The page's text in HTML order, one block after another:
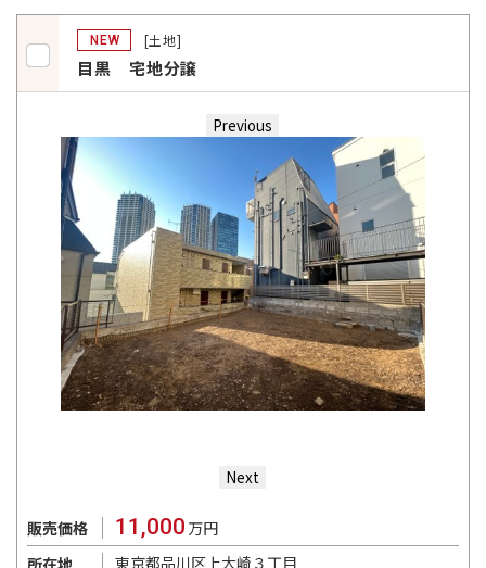
NEW [土地]
目黒 宅地分譲
Previous
Next
販売価格 11,000 万円
所在地
東京都品川区上大崎３丁目